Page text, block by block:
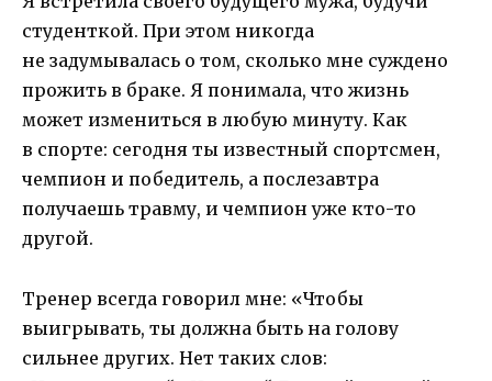
студенткой. При этом никогда
не задумывалась о том, сколько мне суждено
прожить в браке. Я понимала, что жизнь
может измениться в любую минуту. Как
в спорте: сегодня ты известный спортсмен,
чемпион и победитель, а послезавтра
получаешь травму, и чемпион уже кто-то
другой.
Тренер всегда говорил мне: «Чтобы
выигрывать, ты должна быть на голову
сильнее других. Нет таких слов: